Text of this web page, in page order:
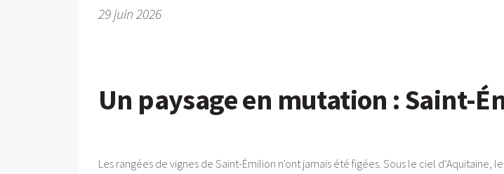
29 juin 2026
Un paysage en mutation : Saint-
Les rangées de vignes de Saint-Émilion n'ont jamais été figées. Sous le ciel